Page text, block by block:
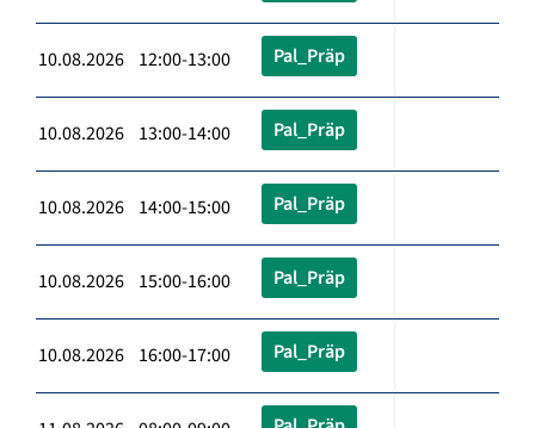
10.08.2026 12:00-13:00 Pal_Präp
10.08.2026 13:00-14:00 Pal_Präp
10.08.2026 14:00-15:00 Pal_Präp
10.08.2026 15:00-16:00 Pal_Präp
10.08.2026 16:00-17:00 Pal_Präp